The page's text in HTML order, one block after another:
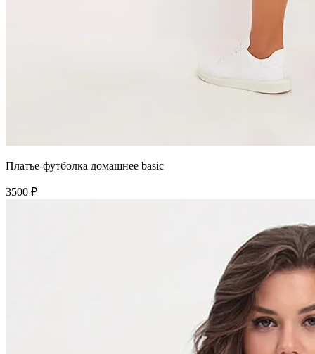
Платье-футболка домашнее basic
3500 ₽